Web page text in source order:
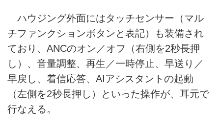
ハウジング外面にはタッチセンサー（マル
チファンクションボタンと表記）も装備され
ており、ANCのオン／オフ（右側を2秒長押
し）、音量調整、再生／一時停止、早送り／
早戻し、着信応答、AIアシスタントの起動
（左側を2秒長押し）といった操作が、耳元で
行なえる。